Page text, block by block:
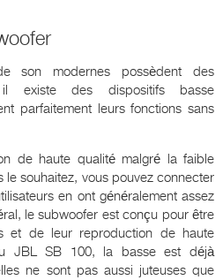
son modernes possèdent des
il existe des dispositifs basse
parfaitement leurs fonctions sans
de haute qualité malgré la faible
le souhaitez, vous pouvez connecter
en ont généralement assez
le subwoofer est conçu pour être
et de leur reproduction de haute
JBL SB 100, la basse est déjà
ne sont pas aussi juteuses que